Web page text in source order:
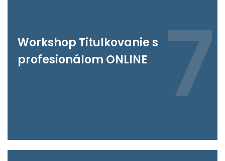
7
Workshop Titulkovanie s
profesionálom ONLINE